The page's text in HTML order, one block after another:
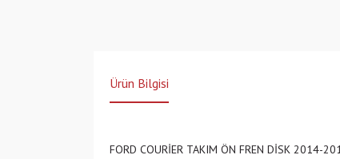
Ürün Bilgisi
FORD COURİER TAKIM ÖN FREN DİSK 2014-